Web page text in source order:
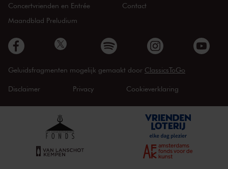
Concertvrienden en Entrée
Maandblad Preludium
Contact
Geluidsfragmenten mogelijk gemaakt door ClassicsToGo
Disclaimer Privacy Cookieverklaring